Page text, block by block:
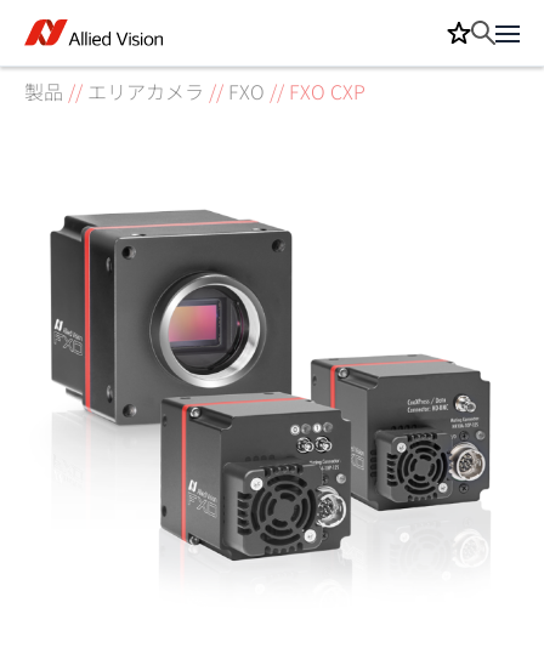
製品 // エリアカメラ // FXO // FXO CXP